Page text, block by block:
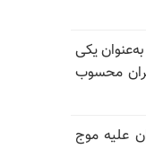
سی‌نیوز انگلستان: قتل‌عام ۱۳۶۷ به‌عنوان یکی
محسوب
علیه موج